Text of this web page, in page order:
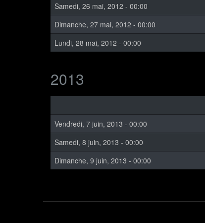
Samedi, 26 mai, 2012 - 00:00
Dimanche, 27 mai, 2012 - 00:00
Lundi, 28 mai, 2012 - 00:00
2013
Vendredi, 7 juin, 2013 - 00:00
Samedi, 8 juin, 2013 - 00:00
Dimanche, 9 juin, 2013 - 00:00